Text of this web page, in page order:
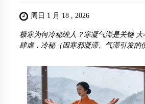
周日 1 月 18 , 2026
极寒为何冷秘缠人？寒凝气滞是关键
肆虐，冷秘（因寒邪凝滞、气滞引发